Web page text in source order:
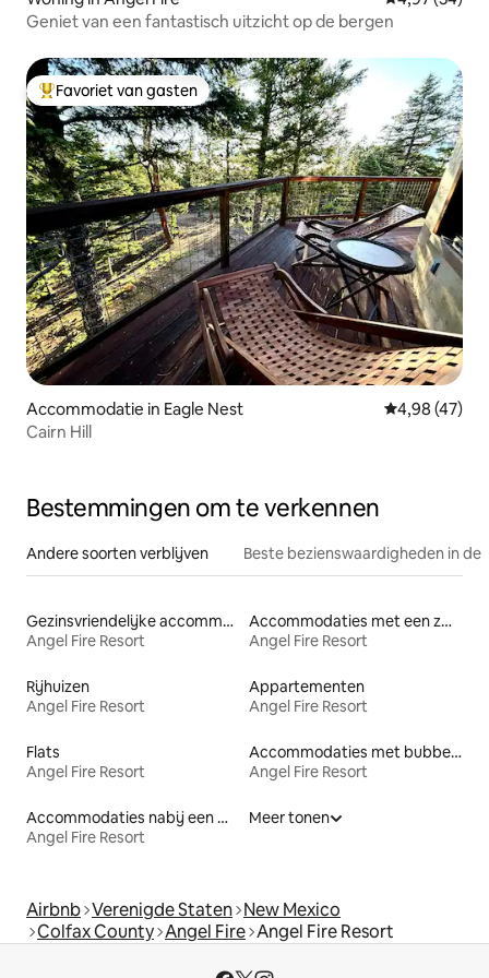
Geniet van een fantastisch uitzicht op de bergen
Topfavoriet van gasten
Favoriet van gasten
Accommodatie in Eagle Nest Gemiddelde
4,98 (47)
Cairn Hill
Bestemmingen om te verkennen
Andere soorten verblijven Beste bezienswaardigheden in de
Gezinsvriendelijke accommodaties
Angel Fire Resort
Accommodaties met een zwembad
Angel Fire Resort
Rijhuizen
Angel Fire Resort
Appartementen
Angel Fire Resort
Flats
Angel Fire Resort
Accommodaties met bubbelbad
Angel Fire Resort
Accommodaties nabij een meer
Angel Fire Resort
Meer tonen
Airbnb Verenigde Staten New Mexico
Colfax County Angel Fire Angel Fire Resort